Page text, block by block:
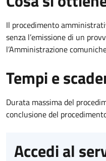
Il procedimento
senza l’emissione di un
l’Amministrazione
Tempi e
Durata massima del
conclusione del
Accedi al